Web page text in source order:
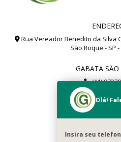
Rua Vereador Benedito da Silva
São Roque - SP
GABATA SÃO
(11)
(11) 99112-
Olá!
Insira seu